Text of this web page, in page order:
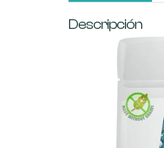
Descripción